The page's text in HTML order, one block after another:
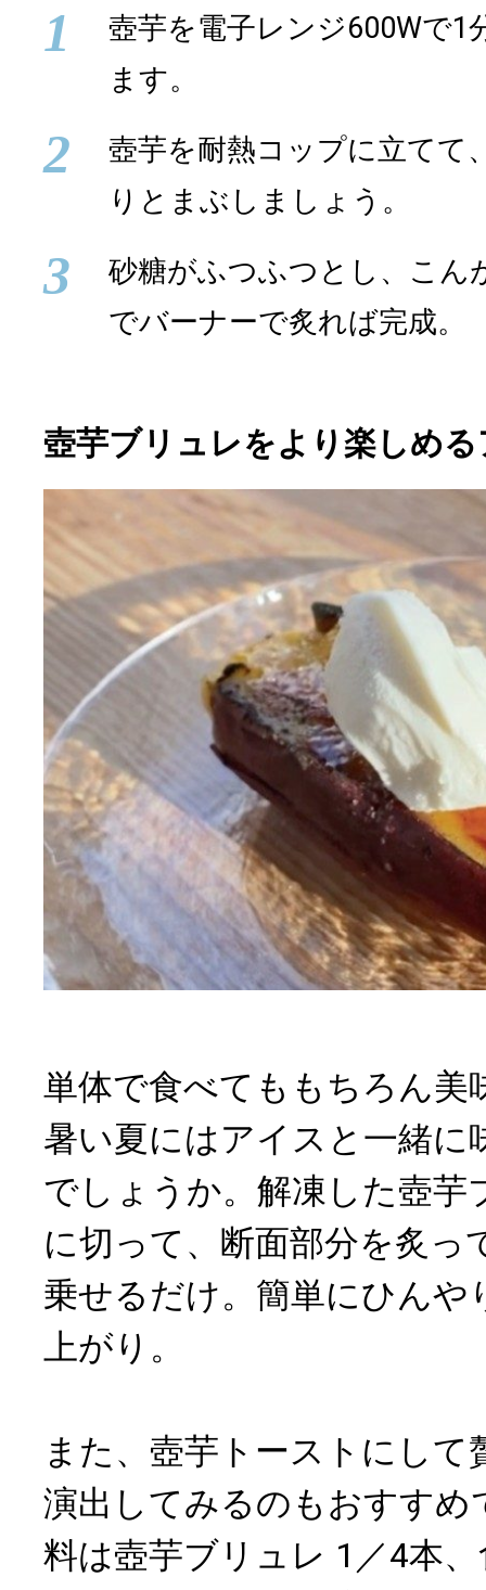
1
壺芋を電子レンジ600Wで1
ます。
2
壺芋を耐熱コップに立てて
りとまぶしましょう。
3
砂糖がふつふつとし、こん
でバーナーで炙れば完成。
壺芋ブリュレをより楽しめ
単体で食べてももちろん美
暑い夏にはアイスと一緒に
でしょうか。解凍した壺芋
に切って、断面部分を炙っ
乗せるだけ。簡単にひんや
上がり。
また、壺芋トーストにして
演出してみるのもおすすめ
料は壺芋ブリュレ 1／4本